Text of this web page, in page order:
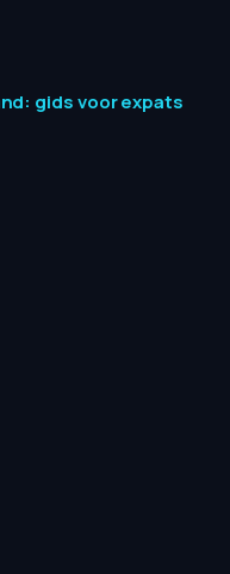
gids voor expats